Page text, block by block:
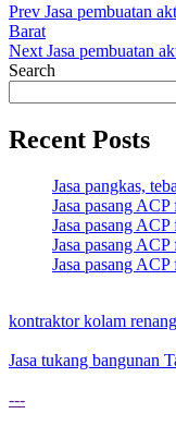
Post
navigation
Prev Jasa pembuatan
Barat
Next Jasa pembuatan
Search
Recent Posts
Jasa pangkas,
Jasa pasang
Jasa pasang ACP
Jasa pasang ACP
Jasa pasang ACP
kontraktor kolam
Jasa tukang bangunan
---